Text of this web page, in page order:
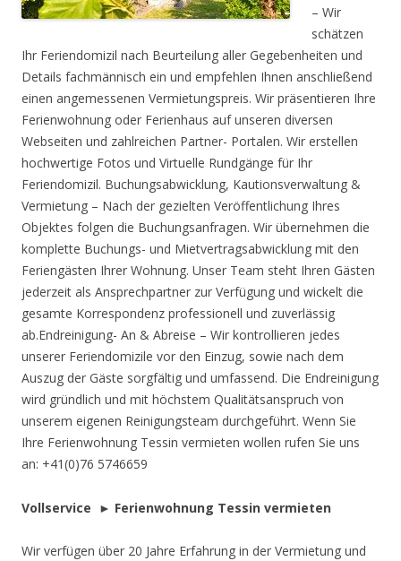
– Wir
schätzen
Ihr Feriendomizil nach Beurteilung aller Gegebenheiten und
Details fachmännisch ein und empfehlen Ihnen anschließend
einen angemessenen Vermietungspreis. Wir präsentieren Ihre
Ferienwohnung oder Ferienhaus auf unseren diversen
Webseiten und zahlreichen Partner- Portalen. Wir erstellen
hochwertige Fotos und Virtuelle Rundgänge für Ihr
Feriendomizil. Buchungsabwicklung, Kautionsverwaltung &
Vermietung – Nach der gezielten Veröffentlichung Ihres
Objektes folgen die Buchungsanfragen. Wir übernehmen die
komplette Buchungs- und Mietvertragsabwicklung mit den
Feriengästen Ihrer Wohnung. Unser Team steht Ihren Gästen
jederzeit als Ansprechpartner zur Verfügung und wickelt die
gesamte Korrespondenz professionell und zuverlässig
ab.Endreinigung- An & Abreise – Wir kontrollieren jedes
unserer Feriendomizile vor den Einzug, sowie nach dem
Auszug der Gäste sorgfältig und umfassend. Die Endreinigung
wird gründlich und mit höchstem Qualitätsanspruch von
unserem eigenen Reinigungsteam durchgeführt. Wenn Sie
Ihre Ferienwohnung Tessin vermieten wollen rufen Sie uns
an: +41(0)76 5746659
Vollservice ► Ferienwohnung Tessin vermieten
Wir verfügen über 20 Jahre Erfahrung in der Vermietung und